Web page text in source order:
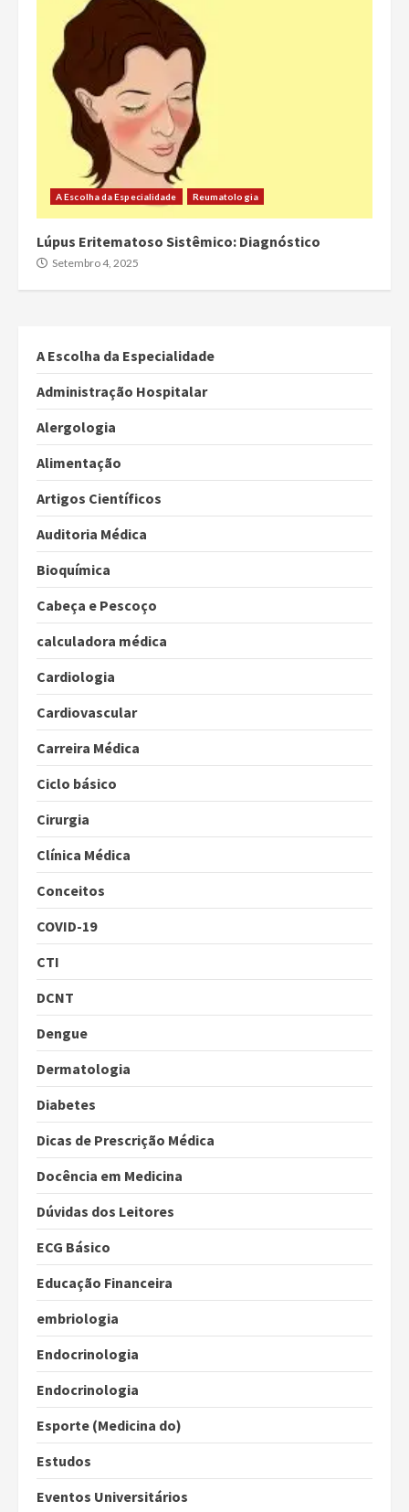
A Escolha da Especialidade Reumatologia
Lúpus Eritematoso Sistêmico: Diagnóstico
Setembro 4, 2025
A Escolha da Especialidade
Administração Hospitalar
Alergologia
Alimentação
Artigos Científicos
Auditoria Médica
Bioquímica
Cabeça e Pescoço
calculadora médica
Cardiologia
Cardiovascular
Carreira Médica
Ciclo básico
Cirurgia
Clínica Médica
Conceitos
COVID-19
CTI
DCNT
Dengue
Dermatologia
Diabetes
Dicas de Prescrição Médica
Docência em Medicina
Dúvidas dos Leitores
ECG Básico
Educação Financeira
embriologia
Endocrinologia
Endocrinologia
Esporte (Medicina do)
Estudos
Eventos Universitários